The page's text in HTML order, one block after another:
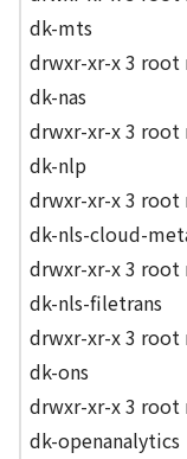
dk-mts
drwxr-xr-x 3 root
dk-nas
drwxr-xr-x 3 root
dk-nlp
drwxr-xr-x 3 root
dk-nls-cloud-
drwxr-xr-x 3 root
dk-nls-filetrans
drwxr-xr-x 3 root
dk-ons
drwxr-xr-x 3 root
dk-openanalytics